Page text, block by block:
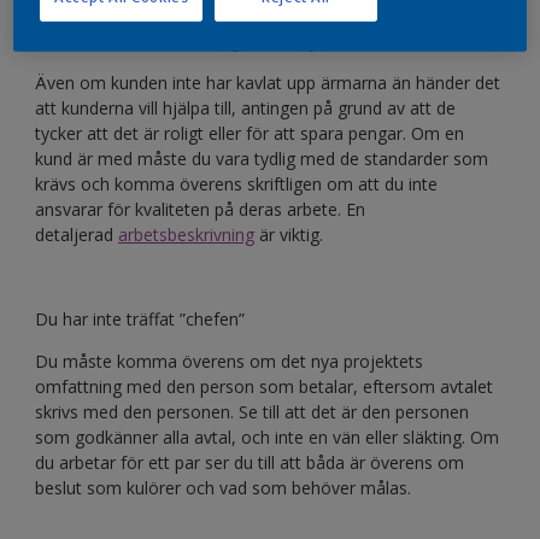
Även om kunden inte har kavlat upp ärmarna än händer det
att kunderna vill hjälpa till, antingen på grund av att de
tycker att det är roligt eller för att spara pengar. Om en
kund är med måste du vara tydlig med de standarder som
krävs och komma överens skriftligen om att du inte
ansvarar för kvaliteten på deras arbete. En
detaljerad arbetsbeskrivning är viktig.
Du har inte träffat ”chefen”
Du måste komma överens om det nya projektets
omfattning med den person som betalar, eftersom avtalet
skrivs med den personen. Se till att det är den personen
som godkänner alla avtal, och inte en vän eller släkting. Om
du arbetar för ett par ser du till att båda är överens om
beslut som kulörer och vad som behöver målas.